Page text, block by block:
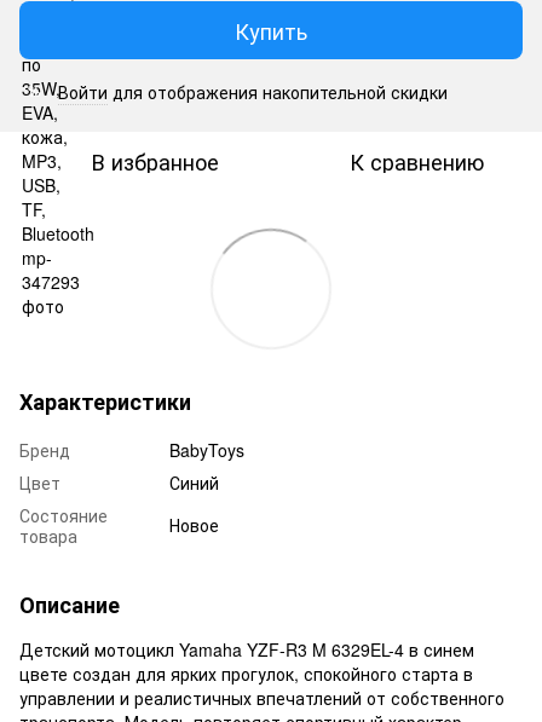
Купить
% Войти для отображения накопительной скидки
В избранное К сравнению
Характеристики
Бренд
BabyToys
Цвет
Синий
Состояние
товара
Новое
Описание
Детский мотоцикл Yamaha YZF-R3 M 6329EL-4 в синем
цвете создан для ярких прогулок, спокойного старта в
управлении и реалистичных впечатлений от собственного